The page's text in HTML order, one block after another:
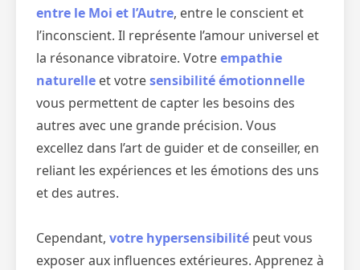
entre le Moi et l’Autre, entre le conscient et
l’inconscient. Il représente l’amour universel et
la résonance vibratoire. Votreempathie
naturelle et votresensibilité émotionnelle
vous permettent de capter les besoins des
autres avec une grande précision. Vous
excellez dans l’art de guider et de conseiller, en
reliant les expériences et les émotions des uns
et des autres.
Cependant, votre hypersensibilité peut vous
exposer aux influences extérieures. Apprenez à